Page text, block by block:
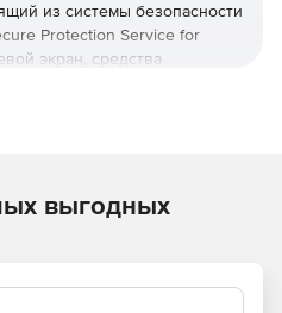
из системы безопасности
Protection Service for
экран, средства
системы
вмешательством
ресурсы.
Business защищает ПК
выгодных